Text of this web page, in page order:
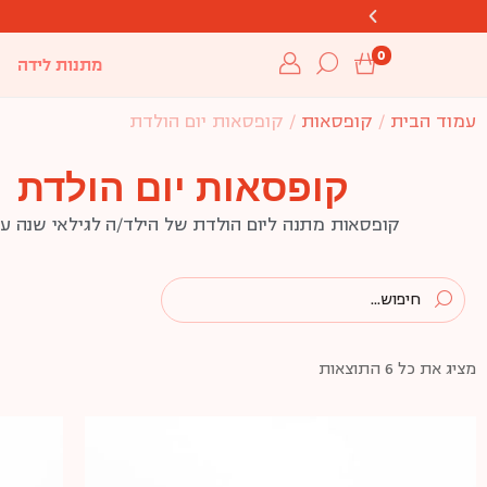
מתנות לידה
0
עמוד הבית / קופסאות / קופסאות יום הולדת
קופסאות יום הולדת
קופסאות מתנה ליום הולדת של הילד/ה לגילאי שנה עד 5+. קופסאות יום הולדת מפתיעות וייחודיות המכילות מוצרי יצירה, משחקים והרבה
מציג את כל 6 התוצאות